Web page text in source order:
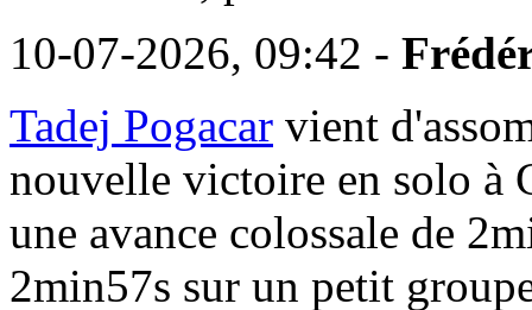
10-07-2026, 09:42 -
Tadej Pogacar vient
nouvelle victoire en solo à
une avance colossale de
2min57s sur un petit